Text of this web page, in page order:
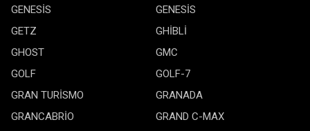
GENESİS
GENESİS
GETZ
GHİBLİ
GHOST
GMC
GOLF
GOLF-7
GRAN TURİSMO
GRANADA
GRANCABRİO
GRAND C-MAX